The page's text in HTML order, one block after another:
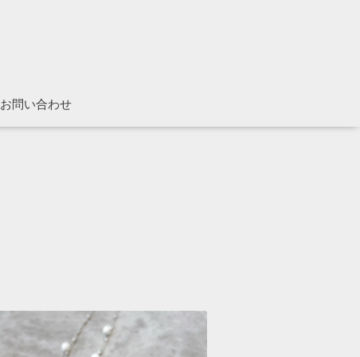
お問い合わせ